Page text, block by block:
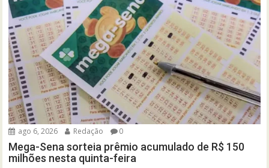
ago 6, 2026 Redação 0
Mega-Sena sorteia prêmio acumulado de R$ 150
milhões nesta quinta-feira